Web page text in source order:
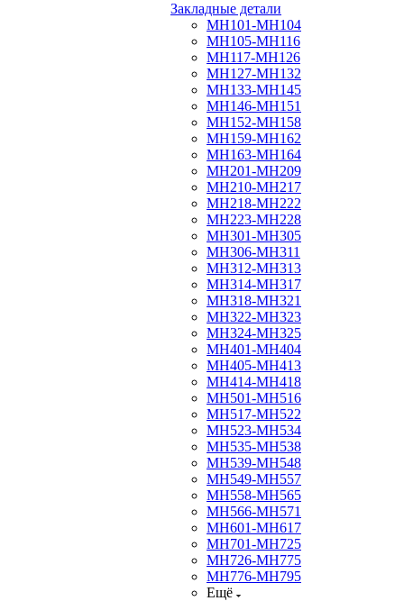
Закладные детали
МН101-МН104
МН105-МН116
МН117-МН126
МН127-МН132
МН133-МН145
МН146-МН151
МН152-МН158
МН159-МН162
МН163-МН164
МН201-МН209
МН210-МН217
МН218-МН222
МН223-МН228
МН301-МН305
МН306-МН311
МН312-МН313
МН314-МН317
МН318-МН321
МН322-МН323
МН324-МН325
МН401-МН404
МН405-МН413
МН414-МН418
МН501-МН516
МН517-МН522
МН523-МН534
МН535-МН538
МН539-МН548
МН549-МН557
МН558-МН565
МН566-МН571
МН601-МН617
МН701-МН725
МН726-МН775
МН776-МН795
Ещё